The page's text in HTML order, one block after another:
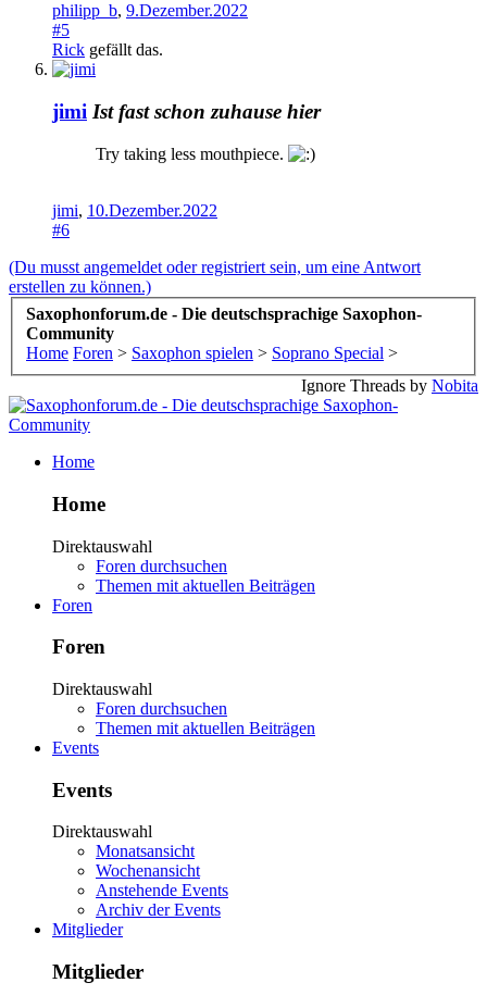
philipp_b, 9.Dezember.2022
#5
Rick gefällt das.
jimi Ist fast schon zuhause hier
Try taking less mouthpiece.
jimi, 10.Dezember.2022
#6
(Du musst angemeldet oder registriert sein, um eine Antwort
erstellen zu können.)
Saxophonforum.de - Die deutschsprachige Saxophon-
Community
Home Foren > Saxophon spielen > Soprano Special >
Ignore Threads by Nobita
Home
Home
Direktauswahl
Foren durchsuchen
Themen mit aktuellen Beiträgen
Foren
Foren
Direktauswahl
Foren durchsuchen
Themen mit aktuellen Beiträgen
Events
Events
Direktauswahl
Monatsansicht
Wochenansicht
Anstehende Events
Archiv der Events
Mitglieder
Mitglieder